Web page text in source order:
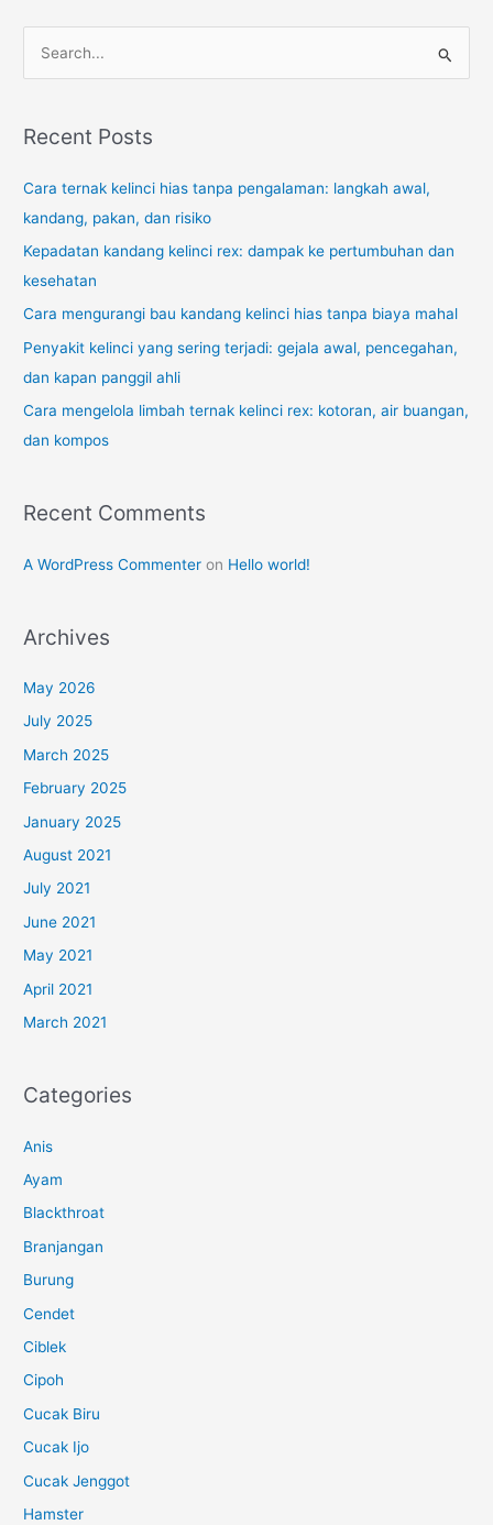
r
h
f
o
r
:
Recent Posts
Cara ternak kelinci hias tanpa pengalaman: langkah awal,
kandang, pakan, dan risiko
Kepadatan kandang kelinci rex: dampak ke pertumbuhan dan
kesehatan
Cara mengurangi bau kandang kelinci hias tanpa biaya mahal
Penyakit kelinci yang sering terjadi: gejala awal, pencegahan,
dan kapan panggil ahli
Cara mengelola limbah ternak kelinci rex: kotoran, air buangan,
dan kompos
Recent Comments
A WordPress Commenter on Hello world!
Archives
May 2026
July 2025
March 2025
February 2025
January 2025
August 2021
July 2021
June 2021
May 2021
April 2021
March 2021
Categories
Anis
Ayam
Blackthroat
Branjangan
Burung
Cendet
Ciblek
Cipoh
Cucak Biru
Cucak Ijo
Cucak Jenggot
Hamster